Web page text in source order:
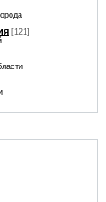
[121]